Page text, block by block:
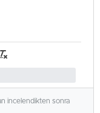
incelendikten sonra